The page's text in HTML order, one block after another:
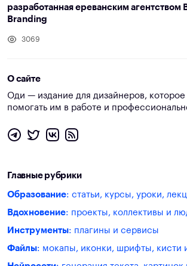
разработанная ереванским агентством
Branding
3069
О сайте
Оди — издание для дизайнеров, которое
помогать им в работе и
Главные рубрики
Образование: статьи, курсы, уроки,
Вдохновение: проекты, коллективы и
Инструменты: плагины и сервисы
Файлы: мокапы, иконки, шрифты, кисти